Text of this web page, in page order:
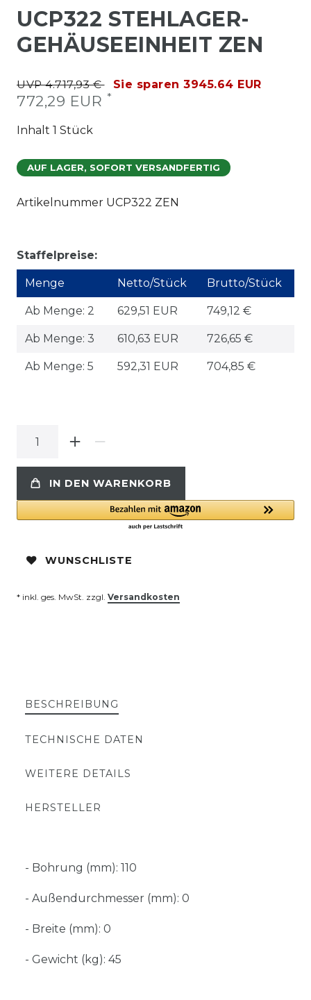
UCP322 STEHLAGER-
GEHÄUSEEINHEIT ZEN
UVP 4.717,93 € Sie sparen 3945.64 EUR
772,29 EUR *
Inhalt 1 Stück
AUF LAGER, SOFORT VERSANDFERTIG
Artikelnummer UCP322 ZEN
Staffelpreise:
Menge Netto/Stück Brutto/Stück
Ab Menge: 2 629,51 EUR 749,12 €
Ab Menge: 3 610,63 EUR 726,65 €
Ab Menge: 5 592,31 EUR 704,85 €
IN DEN WARENKORB
WUNSCHLISTE
* inkl. ges. MwSt. zzgl. Versandkosten
BESCHREIBUNG
TECHNISCHE DATEN
WEITERE DETAILS
HERSTELLER
- Bohrung (mm): 110
- Außendurchmesser (mm): 0
- Breite (mm): 0
- Gewicht (kg): 45